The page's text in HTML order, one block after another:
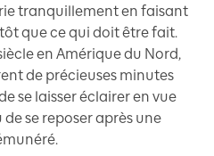
tranquillement en faisant
que ce qui doit être fait.
en Amérique du Nord,
de précieuses minutes
se laisser éclairer en vue
se reposer après une